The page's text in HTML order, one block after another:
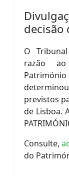
decisão
O
razão
Património
previstos
de Lisboa.
Consulte,
do